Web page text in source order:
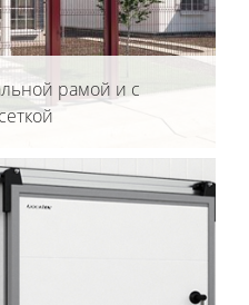
рамой и с